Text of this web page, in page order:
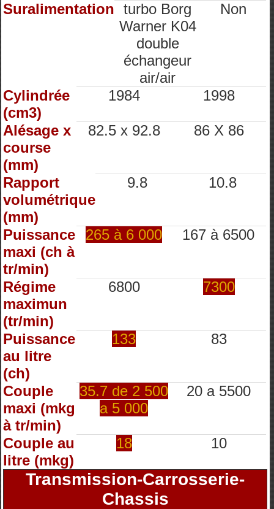
Suralimentation turbo Borg
Warner K04
double
échangeur
air/air
Non
Cylindrée
(cm3)
1984 1998
Alésage x
course
(mm)
82.5 x 92.8 86 X 86
Rapport
volumétrique
(mm)
9.8 10.8
Puissance
maxi (ch à
tr/min)
265 à 6 000 167 à 6500
Régime
maximun
(tr/min)
6800 7300
Puissance
au litre
(ch)
133 83
Couple
maxi (mkg
à tr/min)
35.7 de 2 500
a 5 000
20 a 5500
Couple au
litre (mkg)
18 10
Transmission-Carrosserie-
Chassis